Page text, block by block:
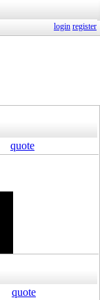
login register
quote
quote